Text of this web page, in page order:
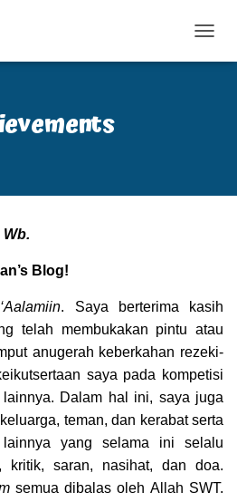
O
I
Wb.
Blog!
. Saya berterima kasih
telah membukakan pintu atau
anugerah keberkahan rezeki-
saya pada kompetisi
Dalam hal ini, saya juga
teman, dan kerabat serta
yang selama ini selalu
kritik, saran, nasihat, dan doa.
semua dibalas oleh Allah SWT.